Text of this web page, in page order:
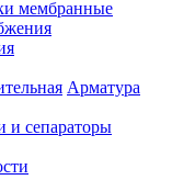
мембранные
Арматура
и сепараторы